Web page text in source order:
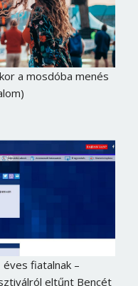
a mosdóba menés
fiatalnak –
eltűnt Bencét